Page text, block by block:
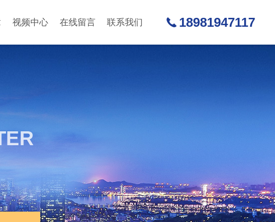
视频中心 在线留言 联系我们 18981947117